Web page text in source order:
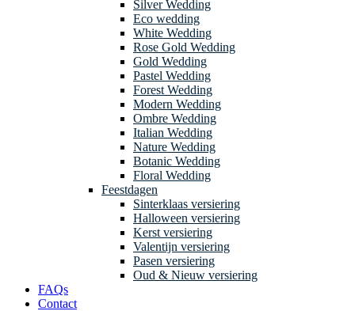
Silver Wedding
Eco wedding
White Wedding
Rose Gold Wedding
Gold Wedding
Pastel Wedding
Forest Wedding
Modern Wedding
Ombre Wedding
Italian Wedding
Nature Wedding
Botanic Wedding
Floral Wedding
Feestdagen
Sinterklaas versiering
Halloween versiering
Kerst versiering
Valentijn versiering
Pasen versiering
Oud & Nieuw versiering
FAQs
Contact